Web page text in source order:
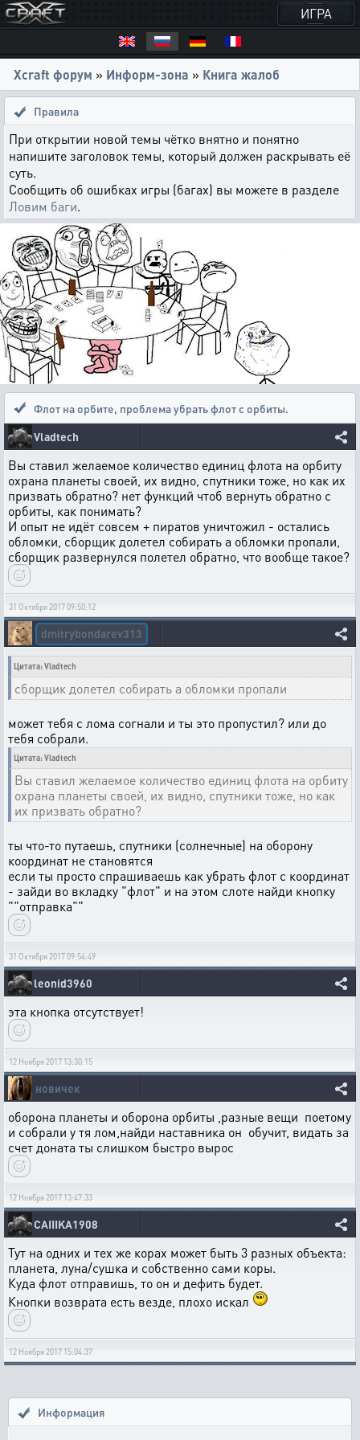
ИГРА
Xcraft форум » Информ-зона » Книга жалоб
Правила
При открытии новой темы чётко внятно и понятно
напишите заголовок темы, который должен раскрывать её
суть.
Сообщить об ошибках игры (багах) вы можете в разделе
Ловим баги.
Флот на орбите, проблема убрать флот с орбиты.
Vladtech
Вы ставил желаемое количество единиц флота на орбиту
охрана планеты своей, их видно, спутники тоже, но как их
призвать обратно? нет функций чтоб вернуть обратно с
орбиты, как понимать?
И опыт не идёт совсем + пиратов уничтожил - остались
обломки, сборщик долетел собирать а обломки пропали,
сборщик развернулся полетел обратно, что вообще такое?
31 Октября 2017 09:50:12
dmitrybondarev313
Цитата: Vladtech
сборщик долетел собирать а обломки пропали
может тебя с лома согнали и ты это пропустил? или до
тебя собрали.
Цитата: Vladtech
Вы ставил желаемое количество единиц флота на орбиту
охрана планеты своей, их видно, спутники тоже, но как
их призвать обратно?
ты что-то путаешь, спутники (солнечные) на оборону
координат не становятся
если ты просто спрашиваешь как убрать флот с координат
- зайди во вкладку "флот" и на этом слоте найди кнопку
""отправка""
31 Октября 2017 09:54:49
leonid3960
эта кнопка отсутствует!
12 Ноября 2017 13:30:15
новичек
оборона планеты и оборона орбиты ,разные вещи поетому
и собрали у тя лом,найди наставника он обучит, видать за
счет доната ты слишком быстро вырос
12 Ноября 2017 13:47:33
CAIIIKA1908
Тут на одних и тех же корах может быть 3 разных объекта:
планета, луна/сушка и собственно сами коры.
Куда флот отправишь, то он и дефить будет.
Кнопки возврата есть везде, плохо искал
12 Ноября 2017 15:04:37
Информация